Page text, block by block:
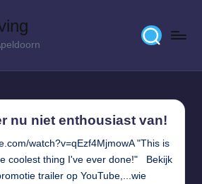
nu niet enthousiast van!
watch?v=qEzf4MjmowA "This is
coolest thing I've ever done!" Bekijk
trailer op YouTube,...wie